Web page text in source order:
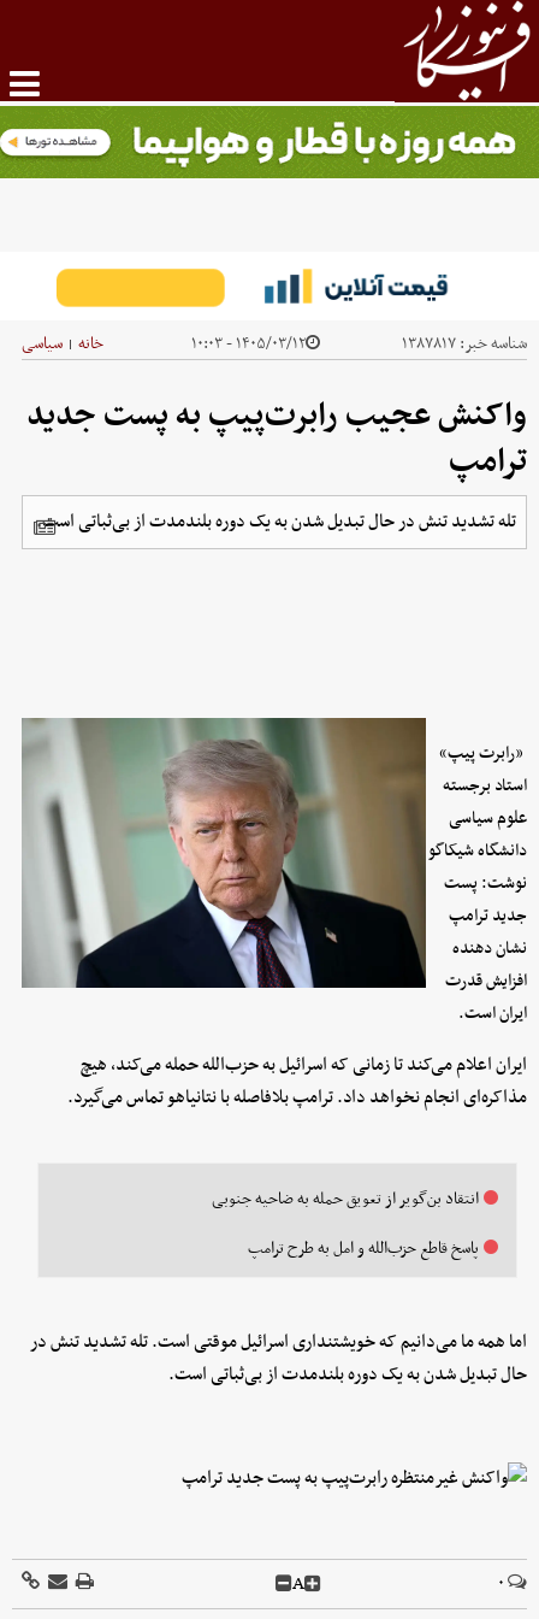
شناسه خبر:۱۳۸۷۸۱۷ ۱۴۰۵/۰۳/۱۲ - ۱۰:۰۳ خانه | سیاسی
واکنش عجیب رابرت‌پیپ به پست‌ جدید
ترامپ
تله تشدید تنش در حال تبدیل شدن به یک دوره بلندمدت از بی‌ثباتی است.
«رابرت پیپ»
استاد برجسته
علوم سیاسی
دانشگاه شیکاگو
نوشت: پست
جدید ترامپ
نشان‌ دهنده
افزایش قدرت
ایران است.
ایران اعلام می‌کند تا زمانی که اسرائیل به حزب‌الله حمله می‌کند، هیچ
مذاکره‌ای انجام نخواهد داد. ترامپ بلافاصله با نتانیاهو تماس می‌گیرد.
انتقاد بن‌گویر از تعویق حمله به ضاحیه جنوبی
پاسخ قاطع حزب‌الله و امل به طرح ترامپ
اما همه ما می‌دانیم که خویشتنداری اسرائیل موقتی است. تله‌ تشدید تنش در
حال تبدیل شدن به یک دوره بلندمدت از بی‌ثباتی است.
۰ A